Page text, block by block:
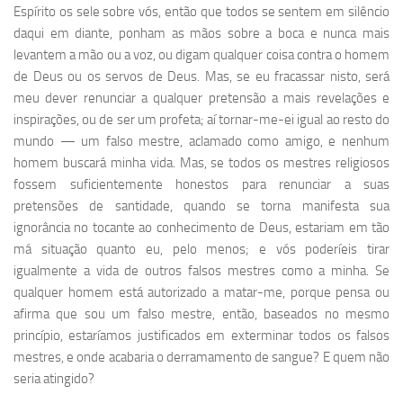
Espírito os sele sobre vós, então que todos se sentem em silêncio
daqui em diante, ponham as mãos sobre a boca e nunca mais
levantem a mão ou a voz, ou digam qualquer coisa contra o homem
de Deus ou os servos de Deus. Mas, se eu fracassar nisto, será
meu dever renunciar a qualquer pretensão a mais revelações e
inspirações, ou de ser um profeta; aí tornar-me-ei igual ao resto do
mundo — um falso mestre, aclamado como amigo, e nenhum
homem buscará minha vida. Mas, se todos os mestres religiosos
fossem suficientemente honestos para renunciar a suas
pretensões de santidade, quando se torna manifesta sua
ignorância no tocante ao conhecimento de Deus, estariam em tão
má situação quanto eu, pelo menos; e vós poderíeis tirar
igualmente a vida de outros falsos mestres como a minha. Se
qualquer homem está autorizado a matar-me, porque pensa ou
afirma que sou um falso mestre, então, baseados no mesmo
princípio, estaríamos justificados em exterminar todos os falsos
mestres, e onde acabaria o derramamento de sangue? E quem não
seria atingido?